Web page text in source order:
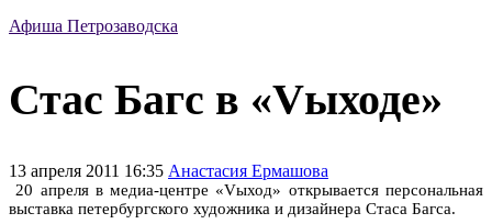
Афиша Петрозаводска
Стас Багс в «Vыходе»
13 апреля 2011 16:35 Анастасия Ермашова
20 апреля в медиа-центре «Vыход» открывается персональная
выставка петербургского художника и дизайнера Стаса Багса.